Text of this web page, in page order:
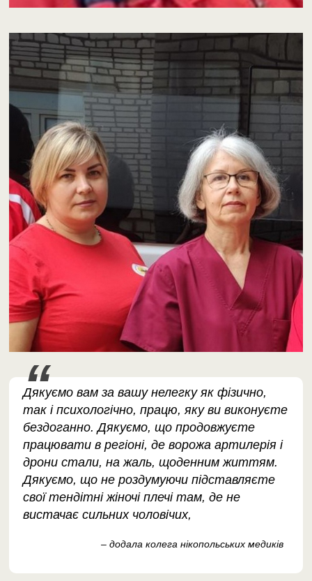
Дякуємо вам за вашу нелегку як фізично,
так і психологічно, працю, яку ви виконуєте
бездоганно. Дякуємо, що продовжуєте
працювати в регіоні, де ворожа артилерія і
дрони стали, на жаль, щоденним життям.
Дякуємо, що не роздумуючи підставляєте
свої тендітні жіночі плечі там, де не
вистачає сильних чоловічих,
– додала колега нікопольських медиків